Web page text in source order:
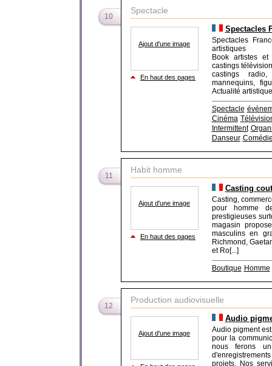
10
Spectacle
Ajout d'une image
En haut des pages
Spectacles
Spectacles
artistiques
Book artistes et
castings
castings
mannequins,
Actualité
Spectacle
Cinéma
Intermittent
Danseur
11
Habit homme
Ajout d'une image
En haut des pages
Casting
Casting,
pour homme
prestigieuses
magasin
masculins en
Richmond,
et Ro[...]
Boutique Homme
12
Production audiovisuelle
Ajout d'une image
Audio
Audio pigment
pour la
nous ferons
projets. Nos